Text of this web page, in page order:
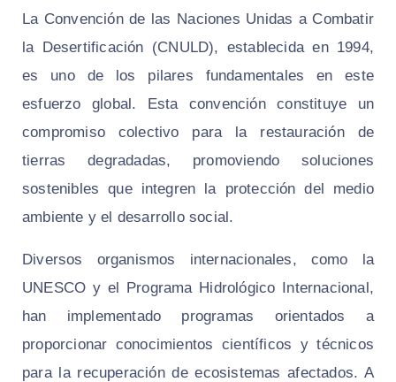
La Convención de las Naciones Unidas a Combatir
la Desertificación (CNULD), establecida en 1994,
es uno de los pilares fundamentales en este
esfuerzo global. Esta convención constituye un
compromiso colectivo para la restauración de
tierras degradadas, promoviendo soluciones
sostenibles que integren la protección del medio
ambiente y el desarrollo social.
Diversos organismos internacionales, como la
UNESCO y el Programa Hidrológico Internacional,
han implementado programas orientados a
proporcionar conocimientos científicos y técnicos
para la recuperación de ecosistemas afectados. A